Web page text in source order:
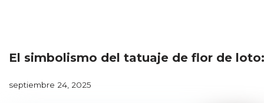
El simbolismo del tatuaje de flor de
septiembre 24, 2025